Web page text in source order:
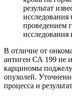
результат
проведением
исследования
В отличие от
антиген СА 199 не
карциномы
опухолей.
процесса и